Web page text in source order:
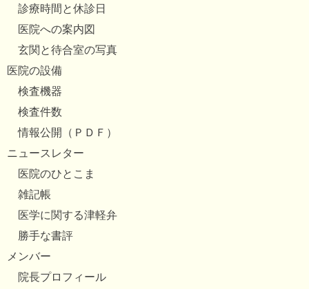
診療時間と休診日
医院への案内図
玄関と待合室の写真
医院の設備
検査機器
検査件数
情報公開（ＰＤＦ）
ニュースレター
医院のひとこま
雑記帳
医学に関する津軽弁
勝手な書評
メンバー
院長プロフィール